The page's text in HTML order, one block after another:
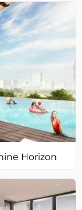
Horizon